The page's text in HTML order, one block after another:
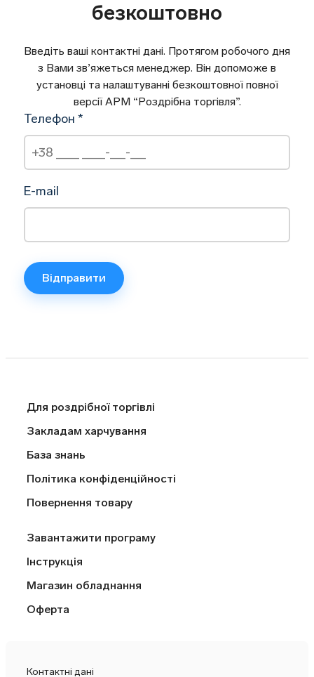
безкоштовно
Введіть ваші контактні дані. Протягом робочого дня
з Вами зв’яжеться менеджер. Він допоможе в
установці та налаштуванні безкоштовної повної
версії АРМ “Роздрібна торгівля”.
Телефон *
E-mail
Для роздрібної торгівлі
Закладам харчування
База знань
Політика конфіденційності
Повернення товару
Завантажити програму
Інструкція
Магазин обладнання
Оферта
Контактні дані